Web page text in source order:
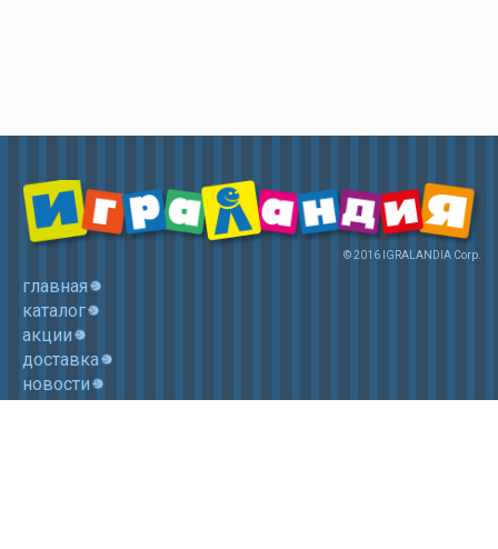
© 2016 IGRALANDIA Corp.
главная
каталог
акции
доставка
новости